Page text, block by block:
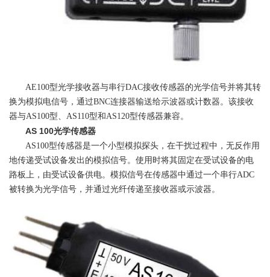
AE100型光学接收器与串行DAC接收传感器的光学信号并将其转
换为模拟电信号，通过BNC连接器输送给示波器或计数器。该接收
器与AS100型、AS110型和AS120型传感器兼容。
AS 100光学传感器
AS100型传感器是一个小型模拟探头，在干扰过程中，无反作用
地传递受试设备发出的模拟信号。使用时将其固定在受试设备的电
路板上，由受试设备供电。模拟信号在传感器中通过一个串行ADC
被转换为光学信号，并通过光纤传递至接收器或示波器。